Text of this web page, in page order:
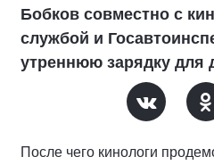
Бобков совместно с
службой и
утреннюю зарядку для
После чего кинологи